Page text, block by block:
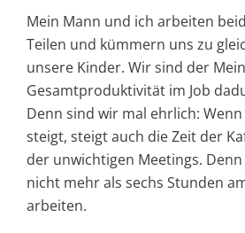
Mein Mann und ich arbeiten
Teilen und kümmern uns zu
unsere Kinder. Wir sind der
Gesamtproduktivität im Job
Denn sind wir mal ehrlich:
steigt, steigt auch die Zeit der
der unwichtigen Meetings.
nicht mehr als sechs Stunden
arbeiten.